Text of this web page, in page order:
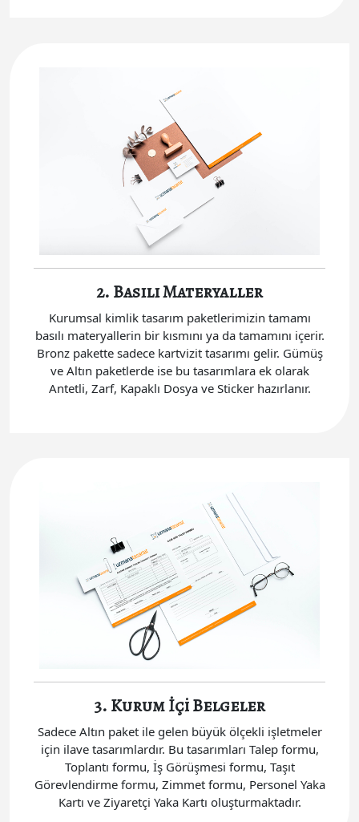
2. Basılı Materyaller
Kurumsal kimlik tasarım paketlerimizin tamamı
basılı materyallerin bir kısmını ya da tamamını içerir.
Bronz pakette sadece kartvizit tasarımı gelir. Gümüş
ve Altın paketlerde ise bu tasarımlara ek olarak
Antetli, Zarf, Kapaklı Dosya ve Sticker hazırlanır.
3. Kurum İçi Belgeler
Sadece Altın paket ile gelen büyük ölçekli işletmeler
için ilave tasarımlardır. Bu tasarımları Talep formu,
Toplantı formu, İş Görüşmesi formu, Taşıt
Görevlendirme formu, Zimmet formu, Personel Yaka
Kartı ve Ziyaretçi Yaka Kartı oluşturmaktadır.